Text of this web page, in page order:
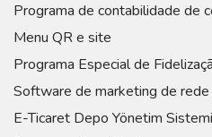
Programa de contabilidade de
Menu QR e site
Programa Especial de
Software de marketing de
E-Ticaret Depo Yönetim Sistemi